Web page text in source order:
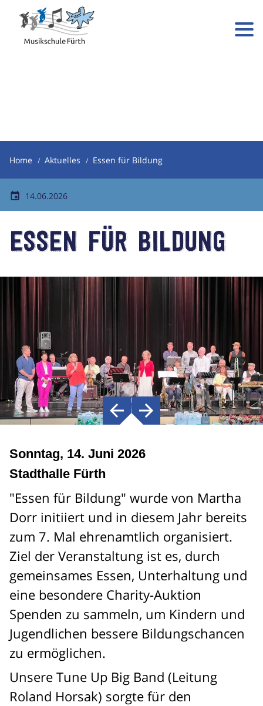
Home Aktuelles Essen für Bildung
14.06.2026
Essen für Bildung
Sonntag, 14. Juni 2026
Stadthalle Fürth
"Essen für Bildung" wurde von Martha
Dorr initiiert und in diesem Jahr bereits
zum 7. Mal ehrenamtlich organisiert.
Ziel der Veranstaltung ist es, durch
gemeinsames Essen, Unterhaltung und
eine besondere Charity-Auktion
Spenden zu sammeln, um Kindern und
Jugendlichen bessere Bildungschancen
zu ermöglichen.
Unsere Tune Up Big Band (Leitung
Roland Horsak) sorgte für den